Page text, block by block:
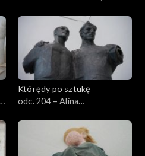
Którędy po sztukę
odc. 204 – Alina